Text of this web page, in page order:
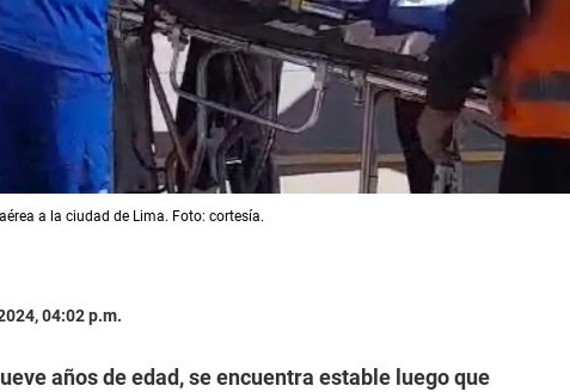
a la ciudad de Lima. Foto: cortesía.
04:02 p.m.
años de edad, se encuentra estable luego que